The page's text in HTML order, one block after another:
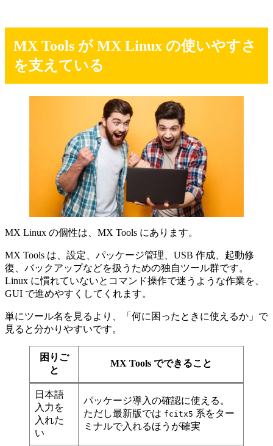
MX Tools が MX Linux の使いやすさ
を支えている
MX Linux の個性は、MX Tools にあります。
MX Tools は、設定、パッケージ管理、USB 作成、起動修
復、バックアップなどを扱うための独自ツール群です。
Linux に慣れていないとコマンド操作で迷うような作業を、
GUI で進めやすくしてくれます。
単にツール名を見るより、「何に困ったときに使えるか」で
見ると分かりやすいです。
困りご
と
MX Tools でできること
日本語
入力を
入れた
い
パッケージ導入の確認に使える。
ただし最新版では fcitx5 系をター
ミナルで入れるほうが確実